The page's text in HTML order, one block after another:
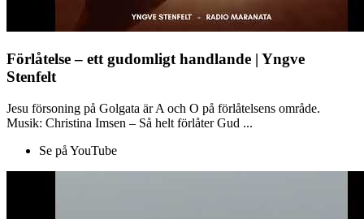
Förlåtelse – ett gudomligt handlande | Yngve
Stenfelt
Jesu försoning på Golgata är A och O på förlåtelsens område.
Musik: Christina Imsen – Så helt förlåter Gud ...
Se på YouTube